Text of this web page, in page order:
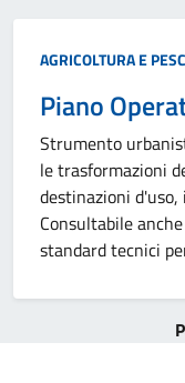
Categoria:
AGRICOLTURA E
Piano
Strumento
le trasformazioni
destinazioni
Consultabile
standard tecnici